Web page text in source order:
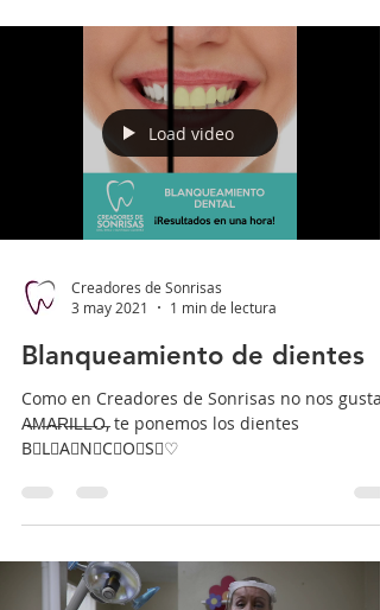
Load video
Creadores de Sonrisas
3 may 2021
1 min de lectura
Blanqueamiento de dientes
Como en Creadores de Sonrisas no nos gusta
A̶M̶A̶R̶I̶L̶L̶O̶, te ponemos los dientes
B⃣L⃣A⃣N⃣C⃣O⃣S⃣♡